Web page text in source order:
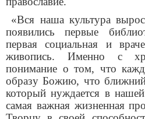
«Вся наша культура
появились первые
первая социальная и
живопись. Именно с
понимание о том, что
образу Божию, что
который нуждается в
самая важная жизненная